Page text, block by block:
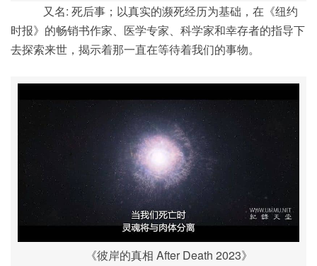
又名: 死后事；以真实的濒死经历为基础，在《纽约
时报》的畅销书作家、医学专家、科学家和幸存者的指导下
去探索来世，揭示着那一直在等待着我们的事物。
《彼岸的真相 After Death 2023》